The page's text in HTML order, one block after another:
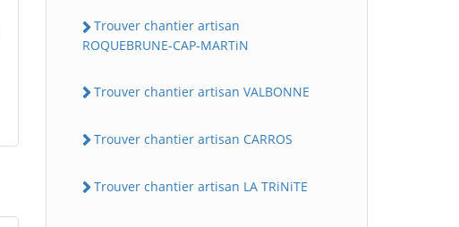
Trouver chantier artisan
ROQUEBRUNE-CAP-MARTiN
Trouver chantier artisan VALBONNE
Trouver chantier artisan CARROS
Trouver chantier artisan LA TRiNiTE